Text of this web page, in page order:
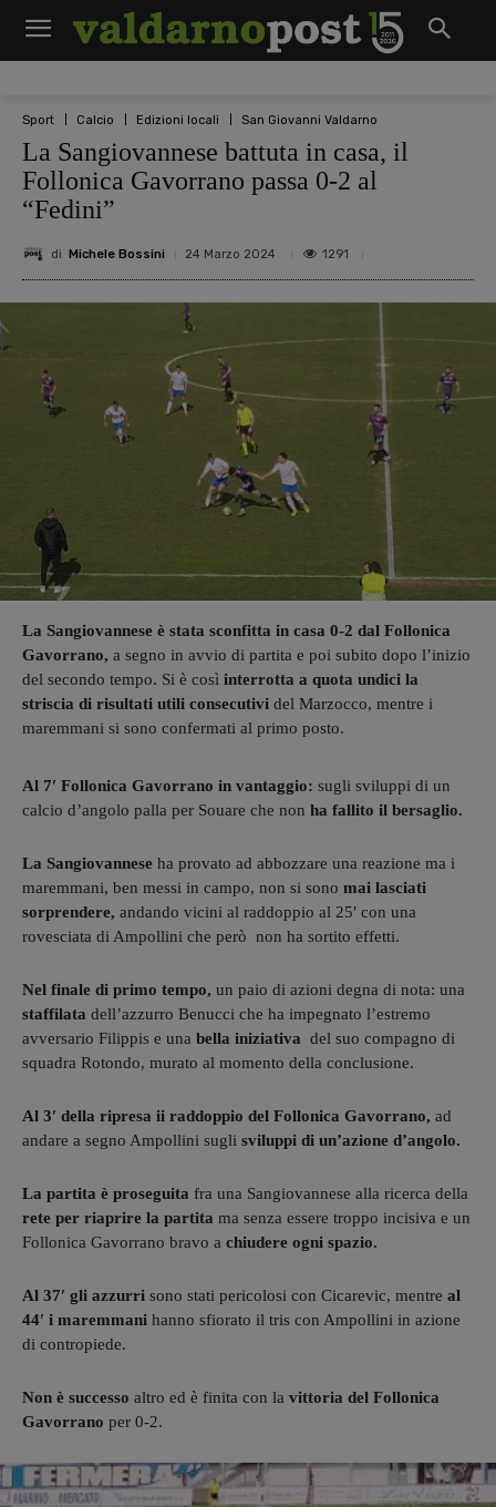
Sport Calcio Edizioni locali San Giovanni Valdarno
La Sangiovannese battuta in casa, il
Follonica Gavorrano passa 0-2 al
“Fedini”
di Michele Bossini 24 Marzo 2024 1291
La Sangiovannese è stata sconfitta in casa 0-2 dal Follonica
Gavorrano, a segno in avvio di partita e poi subito dopo l’inizio
del secondo tempo. Si è così interrotta a quota undici la
striscia di risultati utili consecutivi del Marzocco, mentre i
maremmani si sono confermati al primo posto.
Al 7′ Follonica Gavorrano in vantaggio: sugli sviluppi di un
calcio d’angolo palla per Souare che non ha fallito il bersaglio.
La Sangiovannese ha provato ad abbozzare una reazione ma i
maremmani, ben messi in campo, non si sono mai lasciati
sorprendere, andando vicini al raddoppio al 25′ con una
rovesciata di Ampollini che però non ha sortito effetti.
Nel finale di primo tempo, un paio di azioni degna di nota: una
staffilata dell’azzurro Benucci che ha impegnato l’estremo
avversario Filippis e una bella iniziativa del suo compagno di
squadra Rotondo, murato al momento della conclusione.
Al 3′ della ripresa ii raddoppio del Follonica Gavorrano, ad
andare a segno Ampollini sugli sviluppi di un’azione d’angolo.
La partita è proseguita fra una Sangiovannese alla ricerca della
rete per riaprire la partita ma senza essere troppo incisiva e un
Follonica Gavorrano bravo a chiudere ogni spazio.
Al 37′ gli azzurri sono stati pericolosi con Cicarevic, mentre al
44′ i maremmani hanno sfiorato il tris con Ampollini in azione
di contropiede.
Non è successo altro ed è finita con la vittoria del Follonica
Gavorrano per 0-2.